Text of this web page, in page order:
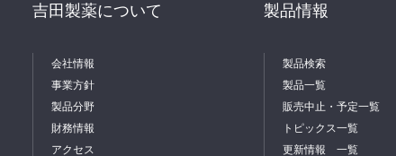
吉田製薬について
会社情報
事業方針
製品分野
財務情報
アクセス
製品情報
製品検索
製品一覧
販売中止・予定一覧
トピックス一覧
更新情報 一覧